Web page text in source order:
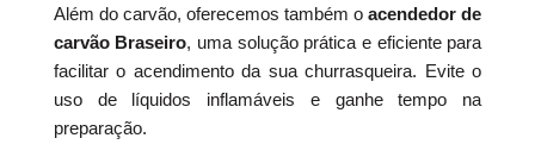
Além do carvão, oferecemos também oacendedor de
carvão Braseiro, uma solução prática e eficiente para
facilitar o acendimento da sua churrasqueira. Evite o
uso de líquidos inflamáveis e ganhe tempo na
preparação.